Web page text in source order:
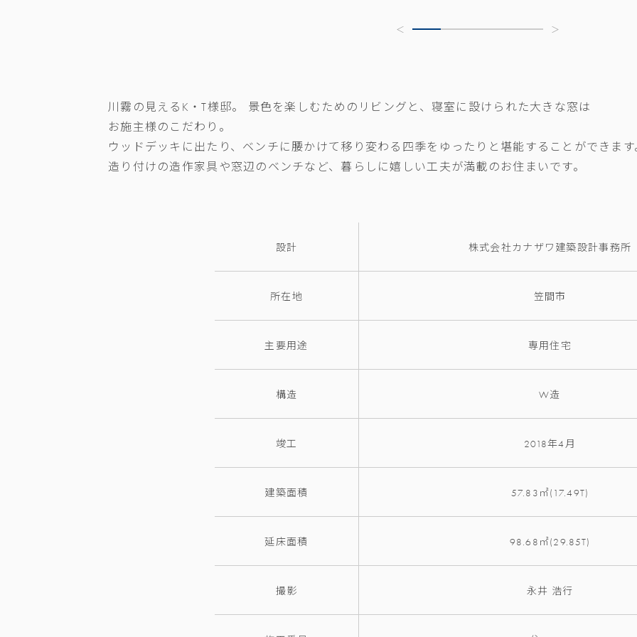
川霧の見えるK・T様邸。 景色を楽しむためのリビングと、寝室に設けられた大きな窓は
お施主様のこだわり。
ウッドデッキに出たり、ベンチに腰かけて移り変わる四季をゆったりと堪能することができます
造り付けの造作家具や窓辺のベンチなど、暮らしに嬉しい工夫が満載のお住まいです。
設計 株式会社カナザワ建築設計事務所
所在地 笠間市
主要用途 専用住宅
構造 W造
竣工 2018年4月
建築面積 57.83㎡(17.49T)
延床面積 98.68㎡(29.85T)
撮影 永井 浩行